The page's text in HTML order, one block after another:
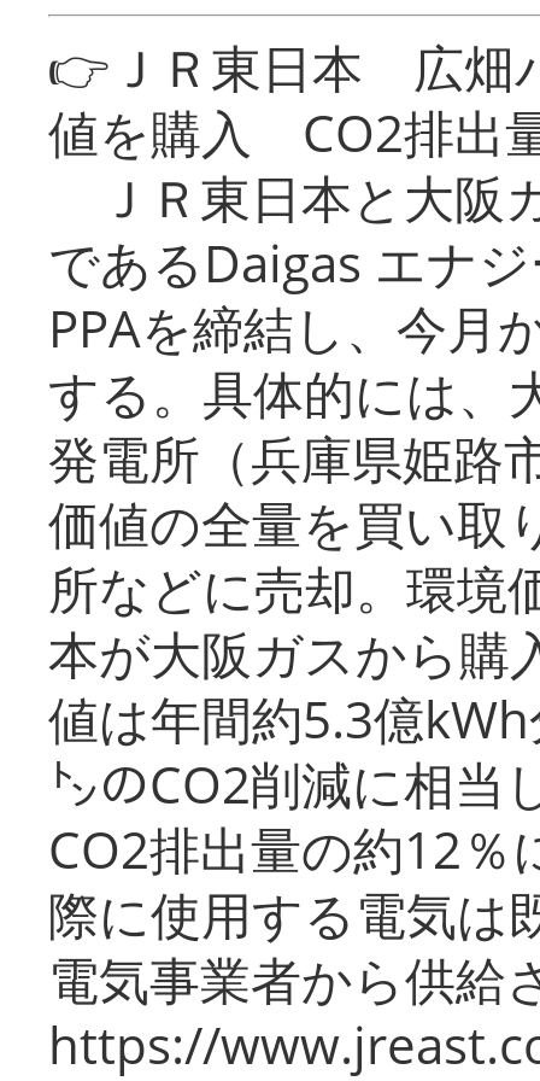
👉ＪＲ東日本 広畑
値を購入 CO2排出
ＪＲ東日本と大阪
であるDaigas エナ
PPAを締結し、今月
する。具体的には、
発電所（兵庫県姫路
価値の全量を買い取
所などに売却。環境
本が大阪ガスから購
値は年間約5.3億
㌧のCO2削減に相当
CO2排出量の約12％
際に使用する電気は
電気事業者から供給
https://